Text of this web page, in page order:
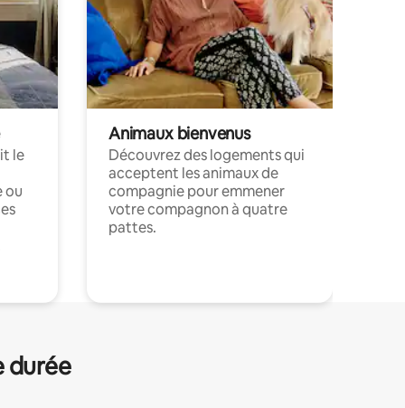
le
ou
Animaux bienvenus
Découvrez des logements qui
acceptent les animaux de
compagnie pour emmener
votre compagnon à quatre
pattes.
durée